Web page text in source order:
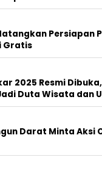
Persiapan
Gratis
2025 Resmi
Duta Wisata dan
Darat Minta Aksi